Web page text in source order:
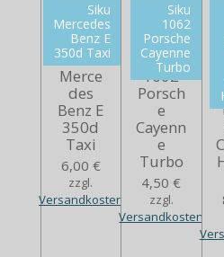
Siku
Mercedes
Benz E
350d Taxi
Siku
Merce
des
Benz E
350d
Taxi
6,00 €
zzgl.
Versandkosten
Siku
1062
Porsche
Cayenne
Turbo
Siku
1062
Porsch
e
Cayenn
e
Turbo
4,50 €
zzgl.
Versandkosten